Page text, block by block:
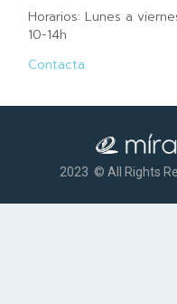
Horarios: Lunes a
10-14h
Contacta
2023 © All Rights